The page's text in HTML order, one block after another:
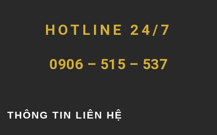
HOTLINE 24/7
0906 – 515 – 537
THÔNG TIN LIÊN HỆ